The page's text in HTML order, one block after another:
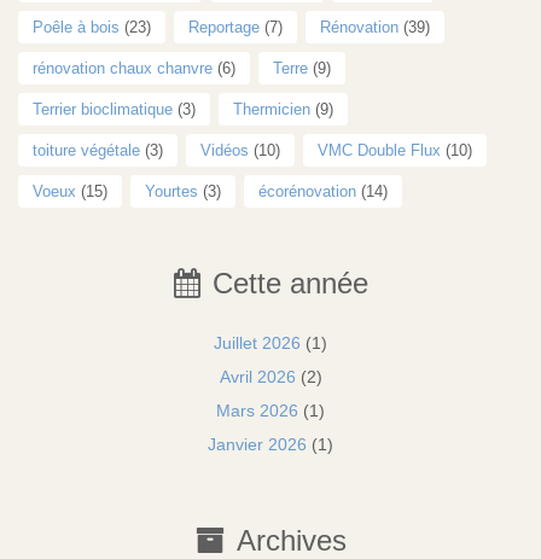
Poêle à bois (23) Reportage (7) Rénovation (39)
rénovation chaux chanvre (6) Terre (9)
Terrier bioclimatique (3) Thermicien (9)
toiture végétale (3) Vidéos (10) VMC Double Flux (10)
Voeux (15) Yourtes (3) écorénovation (14)
Cette année
Juillet 2026 (1)
Avril 2026 (2)
Mars 2026 (1)
Janvier 2026 (1)
Archives